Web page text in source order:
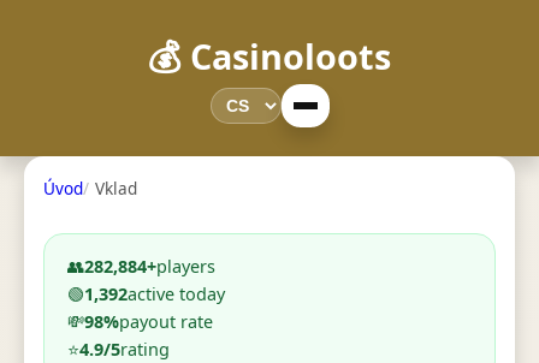
💰 Casinoloots
Úvod Vklad
👥282,884+players
🟢1,392active today
💸98%payout rate
⭐4.9/5rating